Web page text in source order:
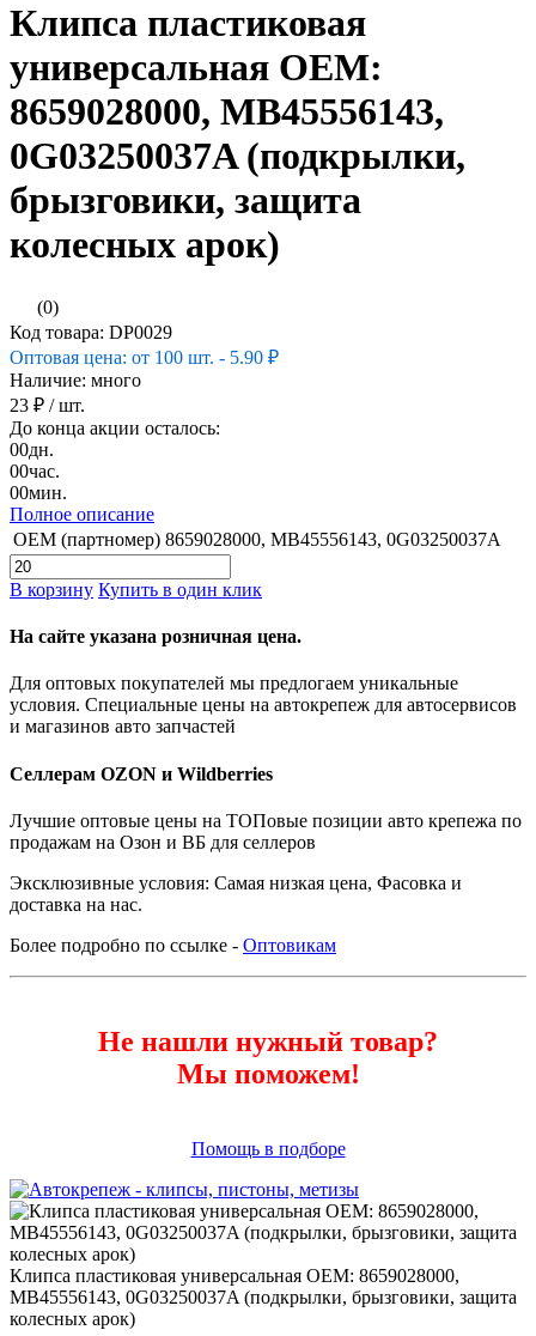
Клипса пластиковая
универсальная ОЕМ:
8659028000, MB45556143,
0G03250037A (подкрылки,
брызговики, защита
колесных арок)
(0)
Код товара: DP0029
Оптовая цена: от 100 шт. - 5.90 ₽
Наличие: много
23 ₽ / шт.
До конца акции осталось:
00дн.
00час.
00мин.
Полное описание
OEM (партномер) 8659028000, MB45556143, 0G03250037A
В корзину Купить в один клик
На сайте указана розничная цена.
Для оптовых покупателей мы предлогаем уникальные
условия. Специальные цены на автокрепеж для автосервисов
и магазинов авто запчастей
Селлерам OZON и Wildberries
Лучшие оптовые цены на ТОПовые позиции авто крепежа по
продажам на Озон и ВБ для селлеров
Эксклюзивные условия: Самая низкая цена, Фасовка и
доставка на нас.
Более подробно по ссылке - Оптовикам
Не нашли нужный товар?
Мы поможем!
Помощь в подборе
Клипса пластиковая универсальная ОЕМ: 8659028000,
MB45556143, 0G03250037A (подкрылки, брызговики, защита
колесных арок)